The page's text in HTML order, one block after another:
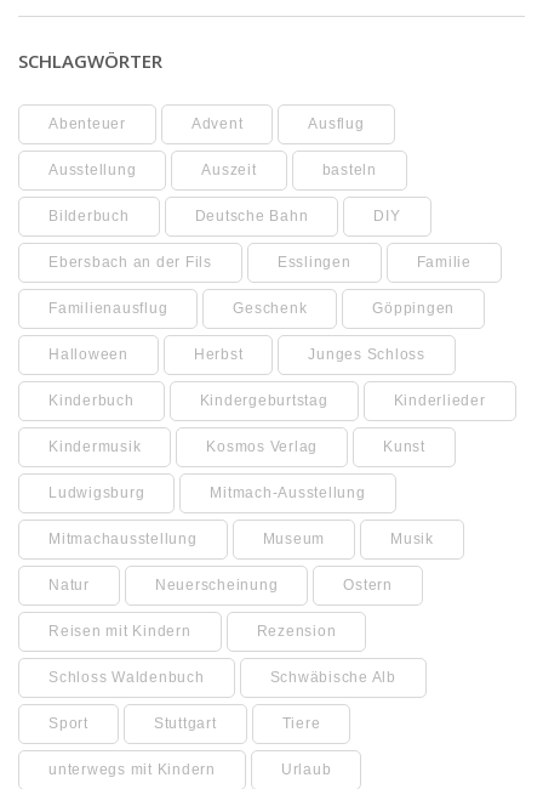
SCHLAGWÖRTER
Abenteuer Advent Ausflug
Ausstellung Auszeit basteln
Bilderbuch Deutsche Bahn DIY
Ebersbach an der Fils Esslingen Familie
Familienausflug Geschenk Göppingen
Halloween Herbst Junges Schloss
Kinderbuch Kindergeburtstag Kinderlieder
Kindermusik Kosmos Verlag Kunst
Ludwigsburg Mitmach-Ausstellung
Mitmachausstellung Museum Musik
Natur Neuerscheinung Ostern
Reisen mit Kindern Rezension
Schloss Waldenbuch Schwäbische Alb
Sport Stuttgart Tiere
unterwegs mit Kindern Urlaub